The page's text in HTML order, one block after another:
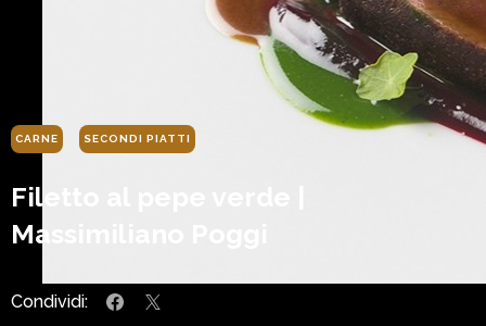
CARNE SECONDI PIATTI
Filetto al pepe verde |
Massimiliano Poggi
Condividi: